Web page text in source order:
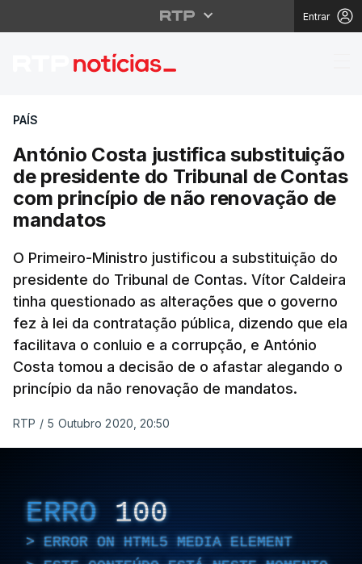
Entrar
António Costa
PAÍS
António Costa justifica substituição
de presidente do Tribunal de Contas
com princípio de não renovação de
mandatos
O Primeiro-Ministro justificou a substituição do
presidente do Tribunal de Contas. Vítor Caldeira
tinha questionado as alterações que o governo
fez à lei da contratação pública, dizendo que ela
facilitava o conluio e a corrupção, e António
Costa tomou a decisão de o afastar alegando o
princípio da não renovação de mandatos.
RTP / 5 Outubro 2020, 20:50
ERRO 100
ERROR ON HTML5 MEDIA ELEMENT